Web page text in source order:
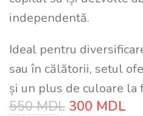
independentă.
Ideal pentru
sau în călătorii, setul
și un plus de culoare la
550MDL 300 MDL